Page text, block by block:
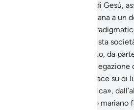
figura di Maria, madre di Gesù,
società giudaico- cristiana a un
spettacolo, peraltro
contraddizioni che questa
drammaticità. Da un lato, da
cosiddetta «laica», la negazione
concezione di Gesù (pace su di
stolidamente «scientifica»,
«madre di Dio», il culto